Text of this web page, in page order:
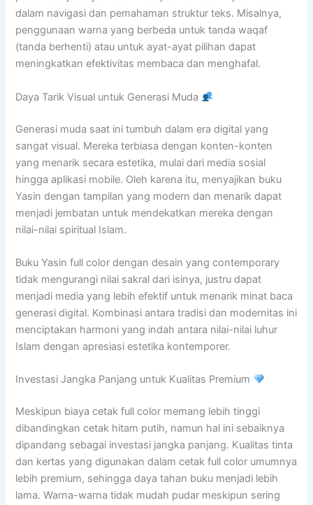
dalam navigasi dan pemahaman struktur teks. Misalnya,
penggunaan warna yang berbeda untuk tanda waqaf
(tanda berhenti) atau untuk ayat-ayat pilihan dapat
meningkatkan efektivitas membaca dan menghafal.
Daya Tarik Visual untuk Generasi Muda
Generasi muda saat ini tumbuh dalam era digital yang
sangat visual. Mereka terbiasa dengan konten-konten
yang menarik secara estetika, mulai dari media sosial
hingga aplikasi mobile. Oleh karena itu, menyajikan buku
Yasin dengan tampilan yang modern dan menarik dapat
menjadi jembatan untuk mendekatkan mereka dengan
nilai-nilai spiritual Islam.
Buku Yasin full color dengan desain yang contemporary
tidak mengurangi nilai sakral dari isinya, justru dapat
menjadi media yang lebih efektif untuk menarik minat baca
generasi digital. Kombinasi antara tradisi dan modernitas ini
menciptakan harmoni yang indah antara nilai-nilai luhur
Islam dengan apresiasi estetika kontemporer.
Investasi Jangka Panjang untuk Kualitas Premium
Meskipun biaya cetak full color memang lebih tinggi
dibandingkan cetak hitam putih, namun hal ini sebaiknya
dipandang sebagai investasi jangka panjang. Kualitas tinta
dan kertas yang digunakan dalam cetak full color umumnya
lebih premium, sehingga daya tahan buku menjadi lebih
lama. Warna-warna tidak mudah pudar meskipun sering